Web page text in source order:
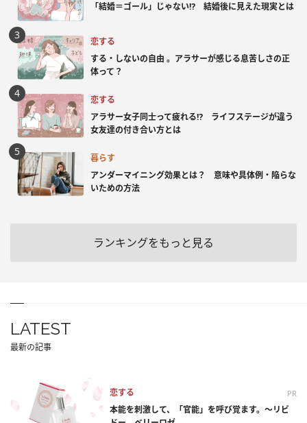
「結婚＝ゴール」じゃない⁉ 結婚後に見えた現実とは
恋する
する・しないの自由 。アラサーが感じる息苦しさの正
体って？
恋する
アラサー女子同士って疲れる⁉ ライフステージが違う
女友達の付き合い方とは
暮らす
アンダーマイニング効果とは？ 意味や具体例・陥らな
いための方法
ランキングをもっと見る
LATEST
最新の記事
恋する PR
本能を刺激して、「官能」を呼び覚ます。～リビ